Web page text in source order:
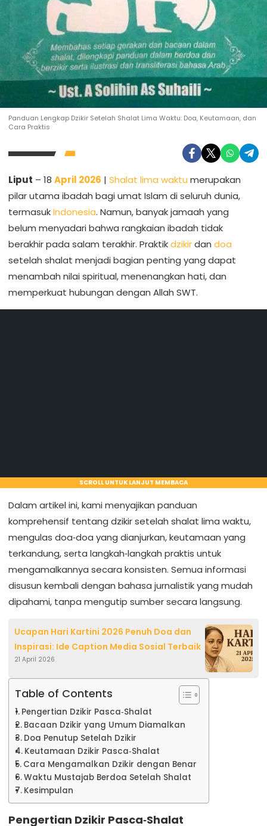
Panduan Lengkap Dzikir Setelah Shalat Lima Waktu: Doa, Keutamaan, dan
Cara Praktis
Liput – 18 April 2026 | Shalat lima waktu merupakan
pilar utama ibadah bagi umat Islam di seluruh dunia,
termasukIndonesia. Namun, banyak jamaah yang
belum menyadari bahwa rangkaian ibadah tidak
berakhir pada salam terakhir. Praktikdzikirdan doa
setelah shalat menjadi bagian penting yang dapat
menambah nilai spiritual, menenangkan hati, dan
memperkuat hubungan dengan Allah SWT.
SCROLL UNTUK LANJUT MEMBACA
Dalam artikel ini, kami menyajikan panduan
komprehensif tentang dzikir setelah shalat lima waktu,
mengulas doa‑doa yang dianjurkan, keutamaan yang
terkandung, serta langkah‑langkah praktis untuk
mengamalkannya secara konsisten. Semua informasi
disusun kembali dengan bahasa jurnalistik yang mudah
dipahami, tanpa mengutip sumber secara langsung.
Ucapan Hari Kartini 2026 Penuh Doa dan
Inspirasi: Ide Caption Media Sosial Terbaik
21 April 2026
Table of Contents
Pengertian Dzikir Pasca‑Shalat
Bacaan Dzikir yang Umum Diamalkan
Doa Penutup Setelah Dzikir
Keutamaan Dzikir Pasca‑Shalat
Cara Mengamalkan Dzikir dengan Benar
Waktu Mustajab Berdoa Setelah Shalat
Kesimpulan
Pengertian Dzikir Pasca‑Shalat